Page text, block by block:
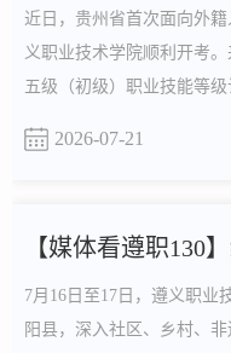
近日，贵州省首次面向外
义职业技术学院顺利开考
五级（初级）职业技能等
雀无声，老挝学员们埋头
2026-07-21
7月16日至17日，遵义职业
阳县，深入社区、乡村、